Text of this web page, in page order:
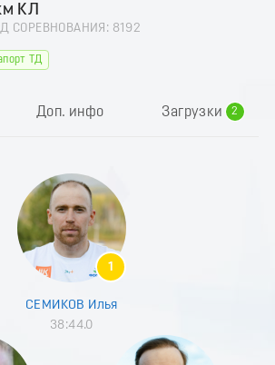
КЛ
СОРЕВНОВАНИЯ: 8192
ТД
Доп. инфо Загрузки
2
1
СЕМИКОВ Илья
38:44.0